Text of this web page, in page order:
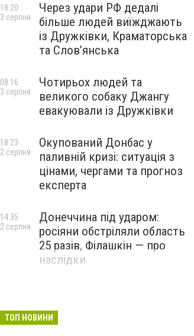
Через удари РФ дедалі
більше людей виїжджають
із Дружківки, Краматорська
та Слов’янська
18:20
3 серпня
Чотирьох людей та
великого собаку Джангу
евакуювали із Дружківки
08:16
3 серпня
Окупований Донбас у
паливній кризі: ситуація з
цінами, чергами та прогноз
експерта
18:23
2 серпня
Донеччина під ударом:
росіяни обстріляли область
25 разів, Філашкін — про
наслідки
14:35
2 серпня
ТОП НОВИНИ